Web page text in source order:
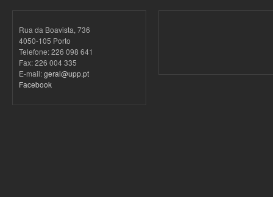
Rua da Boavista, 736
4050-105 Porto
Telefone: 226 098 641
Fax: 226 004 335
E-mail:geral@upp.pt
Facebook